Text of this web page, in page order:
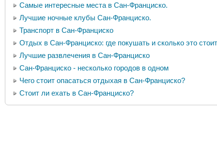
Самые интересные места в Сан-Франциско.
Лучшие ночные клубы Сан-Франциско.
Транспорт в Сан-Франциско
Отдых в Сан-Франциско: где покушать и сколько это
Лучшие развлечения в Сан-Франциско
Сан-Франциско - несколько городов в одном
Чего стоит опасаться отдыхая в Сан-Франциско?
Стоит ли ехать в Сан-Франциско?